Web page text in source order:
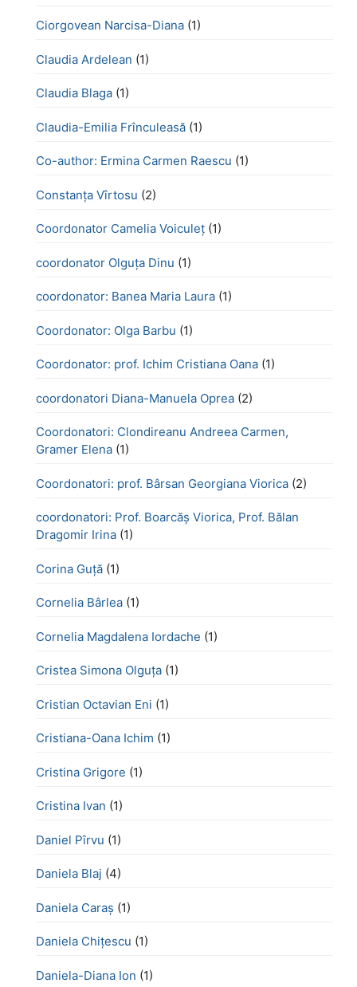
Ciorgovean Narcisa-Diana (1)
Claudia Ardelean (1)
Claudia Blaga (1)
Claudia-Emilia Frînculeasă (1)
Co-author: Ermina Carmen Raescu (1)
Constanța Vîrtosu (2)
Coordonator Camelia Voiculeț (1)
coordonator Olguța Dinu (1)
coordonator: Banea Maria Laura (1)
Coordonator: Olga Barbu (1)
Coordonator: prof. Ichim Cristiana Oana (1)
coordonatori Diana-Manuela Oprea (2)
Coordonatori: Clondireanu Andreea Carmen,
Gramer Elena (1)
Coordonatori: prof. Bârsan Georgiana Viorica (2)
coordonatori: Prof. Boarcăș Viorica, Prof. Bălan
Dragomir Irina (1)
Corina Guță (1)
Cornelia Bârlea (1)
Cornelia Magdalena Iordache (1)
Cristea Simona Olguța (1)
Cristian Octavian Eni (1)
Cristiana-Oana Ichim (1)
Cristina Grigore (1)
Cristina Ivan (1)
Daniel Pîrvu (1)
Daniela Blaj (4)
Daniela Caraș (1)
Daniela Chiţescu (1)
Daniela-Diana Ion (1)